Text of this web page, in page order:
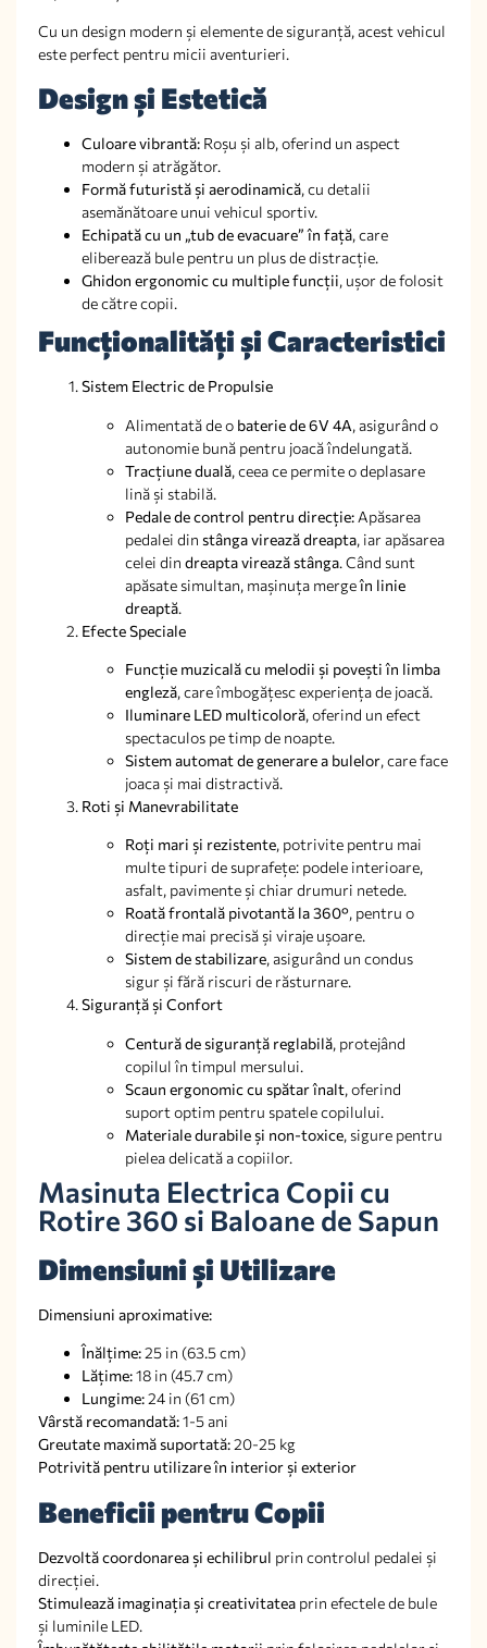
Cu un design modern și elemente de siguranță, acest vehicul
este perfect pentru micii aventurieri.
Design și Estetică
Culoare vibrantă: Roșu și alb, oferind un aspect
modern și atrăgător.
Formă futuristă și aerodinamică, cu detalii
asemănătoare unui vehicul sportiv.
Echipată cu un „tub de evacuare” în față, care
eliberează bule pentru un plus de distracție.
Ghidon ergonomic cu multiple funcții, ușor de folosit
de către copii.
Funcționalități și Caracteristici
Sistem Electric de Propulsie
Alimentată de o baterie de 6V 4A, asigurând o
autonomie bună pentru joacă îndelungată.
Tracțiune duală, ceea ce permite o deplasare
lină și stabilă.
Pedale de control pentru direcție: Apăsarea
pedalei din stânga virează dreapta, iar apăsarea
celei din dreapta virează stânga. Când sunt
apăsate simultan, mașinuța mergeîn linie
dreaptă.
Efecte Speciale
Funcție muzicală cu melodii și povești în limba
engleză, care îmbogățesc experiența de joacă.
Iluminare LED multicoloră, oferind un efect
spectaculos pe timp de noapte.
Sistem automat de generare a bulelor, care face
joaca și mai distractivă.
Roti și Manevrabilitate
Roți mari și rezistente, potrivite pentru mai
multe tipuri de suprafețe: podele interioare,
asfalt, pavimente și chiar drumuri netede.
Roată frontală pivotantă la 360°, pentru o
direcție mai precisă și viraje ușoare.
Sistem de stabilizare, asigurând un condus
sigur și fără riscuri de răsturnare.
Siguranță și Confort
Centură de siguranță reglabilă, protejând
copilul în timpul mersului.
Scaun ergonomic cu spătar înalt, oferind
suport optim pentru spatele copilului.
Materiale durabile și non-toxice, sigure pentru
pielea delicată a copiilor.
Masinuta Electrica Copii cu
Rotire 360 si Baloane de Sapun
Dimensiuni și Utilizare
Dimensiuni aproximative:
Înălțime:25 in (63.5 cm)
Lățime:18 in (45.7 cm)
Lungime:24 in (61 cm)
Vârstă recomandată:1-5 ani
Greutate maximă suportată:20-25 kg
Potrivită pentru utilizare în interior și exterior
Beneficii pentru Copii
Dezvoltă coordonarea și echilibrul prin controlul pedalei și
direcției.
Stimulează imaginația și creativitatea prin efectele de bule
și luminile LED.